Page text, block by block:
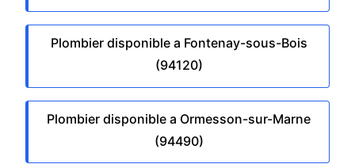
Plombier disponible a Fontenay-sous-Bois
(94120)
Plombier disponible a Ormesson-sur-Marne
(94490)